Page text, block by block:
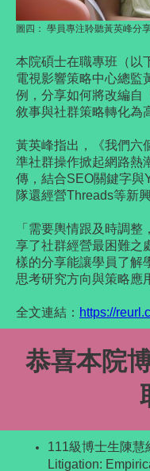
圖四： 學員專注聆聽黃英峰分
本院碩士在職專班（以
電視影響策略中心總監
例，分享如何將改編自
敘事與社群策略轉化為
黃英峰指出，《我們六
準社群操作掀起網路熱
傳，結合SEO關鍵字與
隊還經營Threads等新
「需要輿情跟及時調
享了社群經營最困難之
樣的分享能讓學員了解
思考研究方向與策略應
全文連結 ： https://
恭喜本院
111級博士生陳慧
Litigation: